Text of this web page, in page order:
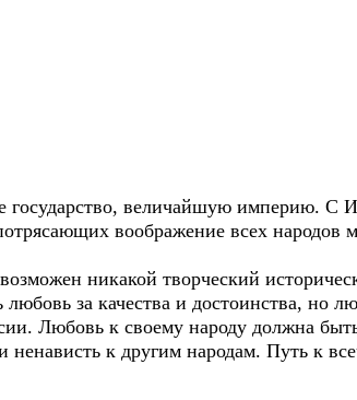
государство, величайшую империю. С
воображение всех народов
никакой творческий
за качества и достоинства, но
Любовь к своему народу должна
к другим народам. Путь к